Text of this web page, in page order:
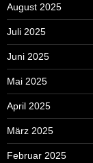
August 2025
Juli 2025
Juni 2025
Mai 2025
April 2025
März 2025
Februar 2025